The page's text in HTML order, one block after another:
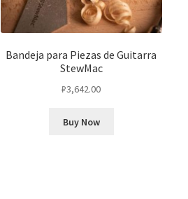
Bandeja para Piezas de Guitarra
StewMac
₽3,642.00
Buy Now